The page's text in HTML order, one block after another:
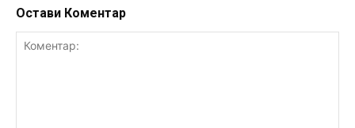
Остави Коментар